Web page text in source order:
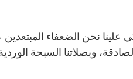
علينا نحن الضعفاء المبتعدين
الصادقة، وبصلاتنا السبحة